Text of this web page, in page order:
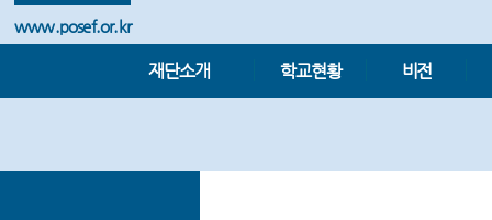
www.posef.or.kr
재단소개 학교현황 비전